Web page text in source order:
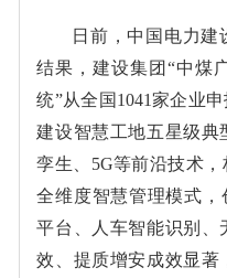
日前，中国电力建
结果，建设集团“中煤
统”从全国1041家企业
建设智慧工地五星级典
孪生、5G等前沿技术
全维度智慧管理模式
平台、人车智能识别、
效、提质增安成效显著